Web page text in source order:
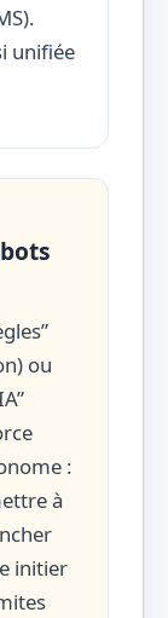
unifiée
ou
:
à
initier